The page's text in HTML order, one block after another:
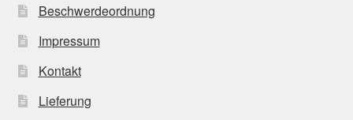
Beschwerdeordnung
Impressum
Kontakt
Lieferung